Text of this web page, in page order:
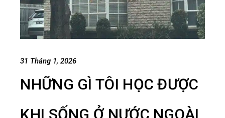
31 Tháng 1, 2026
NHỮNG GÌ TÔI HỌC ĐƯỢC
KHI SỐNG Ở NƯỚC NGOÀI